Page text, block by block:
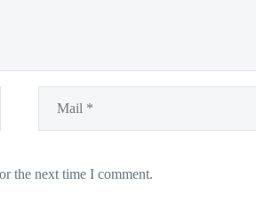
the next time I comment.